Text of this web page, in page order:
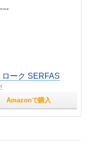
ーク SERFAS
Amazonで購入